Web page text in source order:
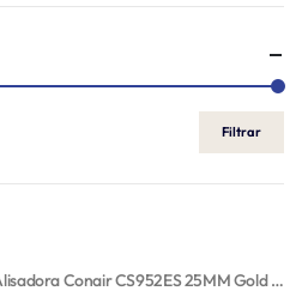
Filtrar
Chapinha Alisadora Conair CS952ES 25MM Gold Ceramic 110V